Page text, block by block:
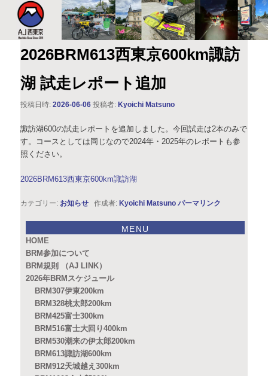
AJ西東京
このサイトは、オダックスジャパン西東京主催のブルベ情報を発信していま
す。XServer
2026BRM613西東京600km諏訪
湖 試走レポート追加
投稿日時:2026-06-06 投稿者:Kyoichi Matsuno
諏訪湖600の試走レポートを追加しました。今回試走は2本のみで
す。コースとしては同じなので2024年・2025年のレポートも参
照ください。
2026BRM613西東京600km諏訪湖
カテゴリー: お知らせ 作成者: Kyoichi Matsuno パーマリンク
MENU
HOME
BRM参加について
BRM規則 （AJ LINK）
2026年BRMスケジュール
BRM307伊東200km
BRM328桃太郎200km
BRM425富士300km
BRM516富士大回り400km
BRM530潮来の伊太郎200km
BRM613諏訪湖600km
BRM912天城越え300km